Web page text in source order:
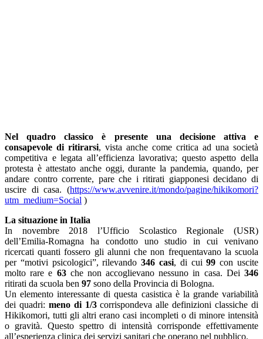
Nel quadro classico è presente una decisione attiva e
consapevole di ritirarsi, vista anche come critica ad una società
competitiva e legata all’efficienza lavorativa; questo aspetto della
protesta è attestato anche oggi, durante la pandemia, quando, per
andare contro corrente, pare che i ritirati giapponesi decidano di
uscire di casa. (https://www.avvenire.it/mondo/pagine/hikikomori?
utm_medium=Social )
La situazione in Italia
In novembre 2018 l’Ufficio Scolastico Regionale (USR)
dell’Emilia-Romagna ha condotto uno studio in cui venivano
ricercati quanti fossero gli alunni che non frequentavano la scuola
per “motivi psicologici”, rilevando346 casi, di cui99 con uscite
molto rare e 63che non accoglievano nessuno in casa. Dei346
ritirati da scuola ben 97 sono della Provincia di Bologna.
Un elemento interessante di questa casistica è la grande variabilità
dei quadri: meno di 1/3corrispondeva alle definizioni classiche di
Hikikomori, tutti gli altri erano casi incompleti o di minore intensità
o gravità. Questo spettro di intensità corrisponde effettivamente
all’esperienza clinica dei servizi sanitari che operano nel pubblico.